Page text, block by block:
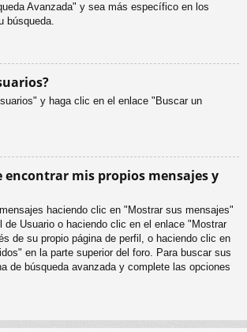
Avanzada" y sea más específico en los
búsqueda.
y haga clic en el enlace "Buscar un
encontrar mis propios mensajes y
haciendo clic en "Mostrar sus mensajes"
de Usuario o haciendo clic en el enlace "Mostrar
de su propio página de perfil, o haciendo clic en
en la parte superior del foro. Para buscar sus
de búsqueda avanzada y complete las opciones